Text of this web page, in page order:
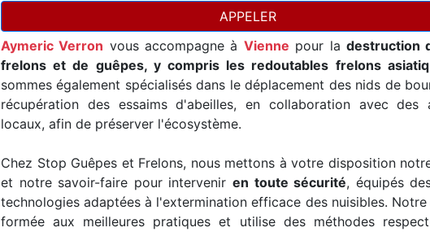
APPELER
Aymeric Verron vous accompagne à Vienne pour la destruction
frelons et de guêpes, y compris les redoutables frelons
sommes également spécialisés dans le déplacement des nids de
récupération des essaims d'abeilles, en collaboration avec des
locaux, afin de préserver l'écosystème.
Chez Stop Guêpes et Frelons, nous mettons à votre disposition
et notre savoir-faire pour intervenir en toute sécurité, équipés
technologies adaptées à l'extermination efficace des nuisibles. Notre
formée aux meilleures pratiques et utilise des méthodes